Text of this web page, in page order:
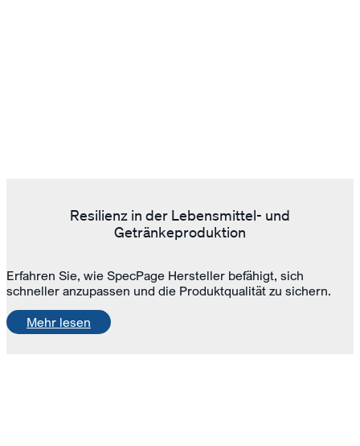
Resilienz in der Lebensmittel- und
Getränkeproduktion
Erfahren Sie, wie SpecPage Hersteller befähigt, sich
schneller anzupassen und die Produktqualität zu sichern.
Mehr lesen